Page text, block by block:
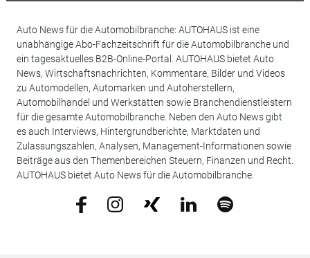
Auto News für die Automobilbranche: AUTOHAUS ist eine
unabhängige Abo-Fachzeitschrift für die Automobilbranche und
ein tagesaktuelles B2B-Online-Portal. AUTOHAUS bietet Auto
News, Wirtschaftsnachrichten, Kommentare, Bilder und Videos
zu Automodellen, Automarken und Autoherstellern,
Automobilhandel und Werkstätten sowie Branchendienstleistern
für die gesamte Automobilbranche. Neben den Auto News gibt
es auch Interviews, Hintergrundberichte, Marktdaten und
Zulassungszahlen, Analysen, Management-Informationen sowie
Beiträge aus den Themenbereichen Steuern, Finanzen und Recht.
AUTOHAUS bietet Auto News für die Automobilbranche.